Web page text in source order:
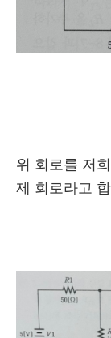
위 회로를 저
제 회로라고